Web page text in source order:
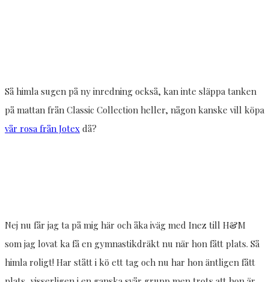
Så himla sugen på ny inredning också, kan inte släppa tanken
på mattan från Classic Collection heller, någon kanske vill köpa
vår rosa från Jotex då?
Nej nu får jag ta på mig här och åka iväg med Inez till H&M
som jag lovat ka få en gymnastikdräkt nu när hon fått plats. Så
himla roligt! Har stått i kö ett tag och nu har hon äntligen fått